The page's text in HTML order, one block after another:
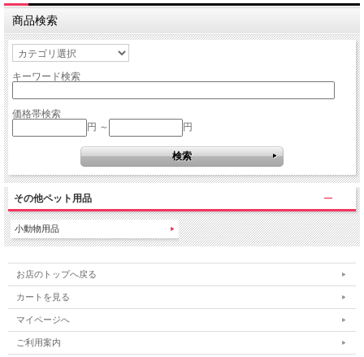
商品検索
キーワード検索
価格帯検索
円 ～
円
その他ペット用品
小動物用品
お店のトップへ戻る
カートを見る
マイページへ
ご利用案内